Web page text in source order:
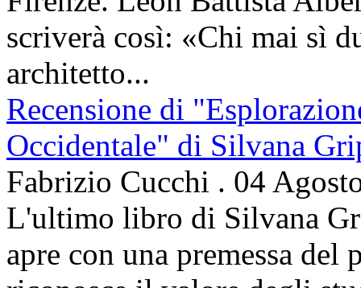
scriverà così: «Chi mai sì
architetto...
Recensione di
Occidentale" di Silvana
Fabrizio Cucchi . 04
L'ultimo libro di Silvana
apre con una premessa